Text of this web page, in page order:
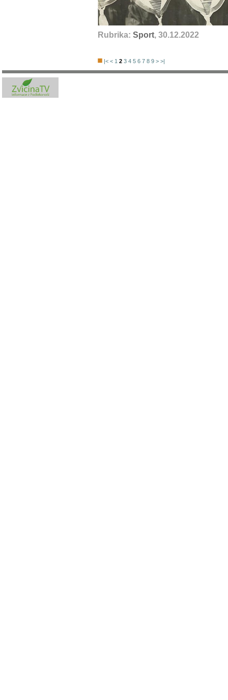
Rubrika: Sport, 30.12.2022
|< < 1 2 3 4 5 6 7 8 9 > >|